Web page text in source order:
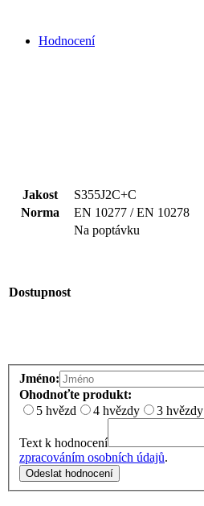
Hodnocení
Jakost
S355J2C+C
Norma
EN 10277 / EN 10278
Dostupnost
Na poptávku
Jméno:
Ohodnoťte produkt:
5 hvězd
4 hvězdy 3 hvězdy
Text k hodnocení
zpracováním osobních údajů.
Odeslat hodnocení